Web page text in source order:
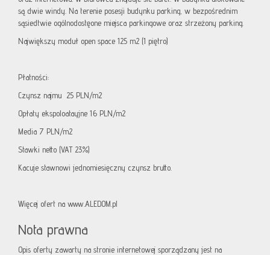
są dwie windy. Na terenie posesji budynku parking, w bezpośrednim
sąsiedtwie ogólnodostęone miejsca parkingowe oraz strzeżony parking.
Największy moduł open space 125 m2 (1 piętro)
Płatności:
Czynsz najmu 25 PLN/m2
Opłaty ekspoloatayjne 16 PLN/m2
Media 7 PLN/m2
Stawki netto (VAT 23%)
Kacuje stawnowi jednomiesięczny czynsz brutto.
Więcej ofert na www.ALEDOM.pl
Nota prawna
Opis oferty zawarty na stronie internetowej sporządzany jest na